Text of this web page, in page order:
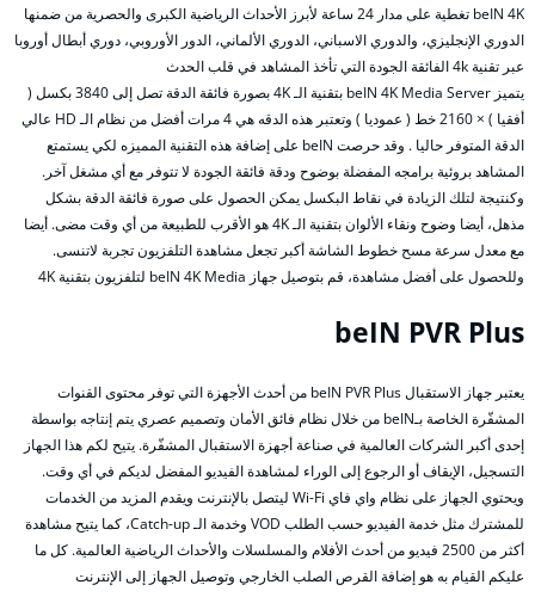
beIN 4K تغطية على مدار 24 ساعة لأبرز الأحداث الرياضية الكبرى والحصرية من ضمنها
الدوري الإنجليزي، والدوري الاسباني، الدوري الألماني، الدور الأوروبي، دوري أبطال أوروبا
عبر تقنية 4k الفائقة الجودة التي تأخذ المشاهد في قلب الحدث
يتميز beIN 4K Media Server بتقنية الـ 4K بصورة فائقة الدقة تصل إلى 3840 بكسل (
أفقيا ) × 2160 خط ( عموديا ) وتعتبر هذه الدقه هي 4 مرات أفضل من نظام الـ HD عالي
الدقة المتوفر حاليا . وقد حرصت beIN على إضافة هذه التقنية المميزه لكي يستمتع
المشاهد بروئية برامجه المفضلة بوضوح ودقة فائقة الجودة لا تتوفر مع أي مشغل آخر.
وكنتيجة لتلك الزيادة في نقاط البكسل يمكن الحصول على صورة فائقة الدقة بشكل
مذهل، أيضا وضوح ونقاء الألوان بتقنية الـ 4K هو الأقرب للطبيعة من أي وقت مضى. أيضا
مع معدل سرعة مسح خطوط الشاشة أكبر تجعل مشاهدة التلفزيون تجربة لاتنسى.
وللحصول على أفضل مشاهدة، قم بتوصيل جهاز beIN 4K Media لتلفزيون بتقنية 4K
beIN PVR Plus
يعتبر جهاز الاستقبال beIN PVR Plus من أحدث الأجهزة التي توفر محتوى القنوات
المشفّرة الخاصة بـbeIN من خلال نظام فائق الأمان وتصميم عصري يتم إنتاجه بواسطة
إحدى أكبر الشركات العالمية في صناعة أجهزة الاستقبال المشفّرة. يتيح لكم هذا الجهاز
التسجيل، الإيقاف أو الرجوع إلى الوراء لمشاهدة الفيديو المفضل لديكم في أي وقت.
ويحتوي الجهاز على نظام واي فاي Wi-Fi ليتصل بالإنترنت ويقدم المزيد من الخدمات
للمشترك مثل خدمة الفيديو حسب الطلب VOD وخدمة الـ Catch-up، كما يتيح مشاهدة
أكثر من 2500 فيديو من أحدث الأفلام والمسلسلات والأحداث الرياضية العالمية. كل ما
عليكم القيام به هو إضافة القرص الصلب الخارجي وتوصيل الجهاز إلى الإنترنت